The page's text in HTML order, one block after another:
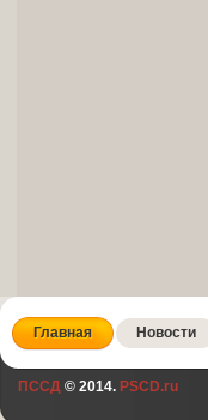
Главная Новости
ПССД © 2014. PSCD.ru